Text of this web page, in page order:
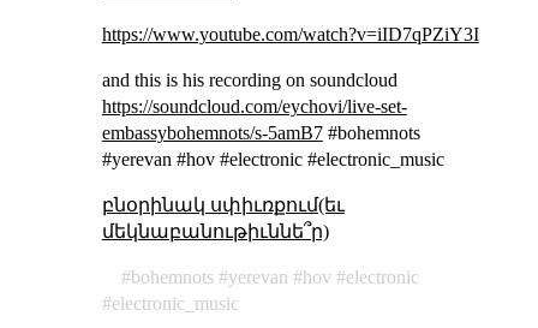
https://www.youtube.com/watch?v=iID7qPZiY3I
and this is his recording on soundcloud
https://soundcloud.com/eychovi/live-set-
embassybohemnots/s-5amB7#bohemnots
#yerevan #hov #electronic #electronic_music
բնօրինակ սփիւռքում(եւ
մեկնաբանութիւննե՞ր)
bohemnots yerevan hov
electronic
electronic_music